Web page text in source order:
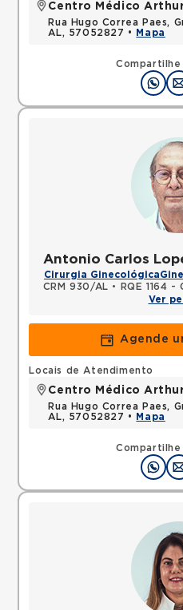
Centro Médico
Rua Hugo Correa Paes,
AL, 57052827 •
Mapa
Antonio Carlos
Cirurgia Ginecológica
CRM 930/AL •
RQE 1164
Ver
Agende
Locais de Atendimento
Centro Médico
Rua Hugo Correa Paes,
AL, 57052827 •
Mapa